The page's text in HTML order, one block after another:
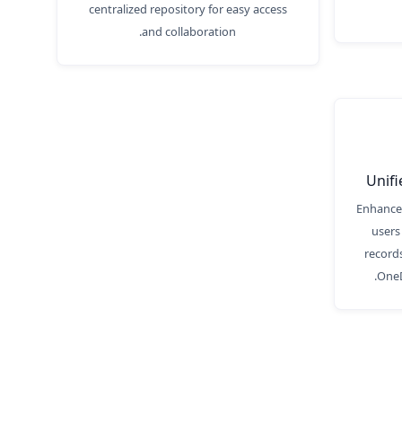
centralized repository for easy access
and collaboration.